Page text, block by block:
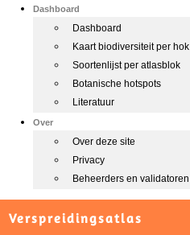
Dashboard
Dashboard
Kaart biodiversiteit per hok
Soortenlijst per atlasblok
Botanische hotspots
Literatuur
Over
Over deze site
Privacy
Beheerders en validatoren
Verspreidingsatlas